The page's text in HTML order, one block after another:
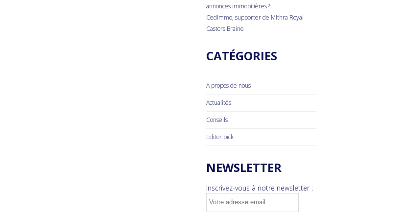
annonces immobilières ?
Cedimmo, supporter de Mithra Royal
Castors Braine
CATÉGORIES
A propos de nous
Actualités
Conseils
Editor pick
NEWSLETTER
Inscrivez-vous à notre newsletter :